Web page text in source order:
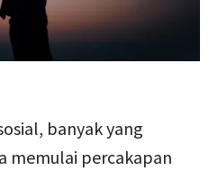
banyak yang
memulai percakapan